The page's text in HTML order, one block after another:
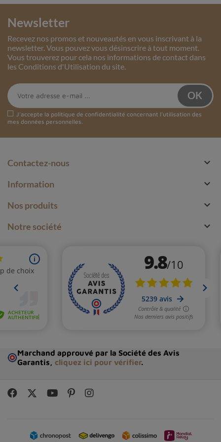
Newsletter
Recevez nos promos et nouveautés en vous inscrivant à la
newsletter. Vous pouvez vous désinscrire à tout moment.
Vous trouverez pour cela nos informations de contact dans
les Conditions d'Utilisation du site.
J'accepte la politique de confidentialité concernant l'utilisation des
mes données personnelles.
Contactez-nous 
Information 
Nos produits 
Notre société 
Marchand approuvé par la Société des Avis
Garantis, cliquez ici pour vérifier.